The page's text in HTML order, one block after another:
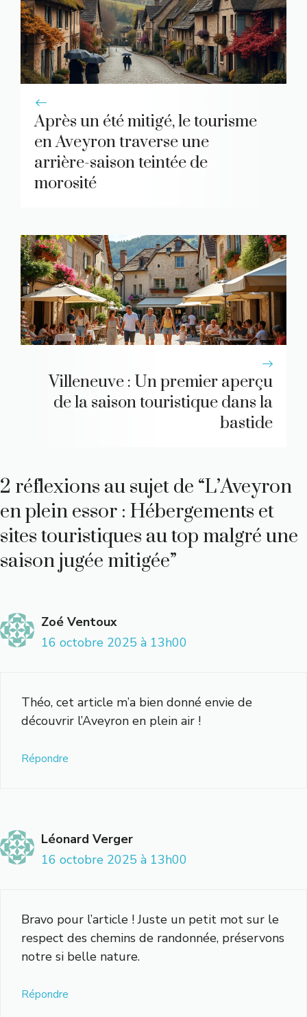
Après un été mitigé, le tourisme
en Aveyron traverse une
arrière-saison teintée de
morosité
Villeneuve : Un premier aperçu
de la saison touristique dans la
bastide
2 réflexions au sujet de “L’Aveyron
en plein essor : Hébergements et
sites touristiques au top malgré une
saison jugée mitigée”
Zoé Ventoux
16 octobre 2025 à 13h00
Théo, cet article m’a bien donné envie de
découvrir l’Aveyron en plein air !
Répondre
Léonard Verger
16 octobre 2025 à 13h00
Bravo pour l’article ! Juste un petit mot sur le
respect des chemins de randonnée, préservons
notre si belle nature.
Répondre